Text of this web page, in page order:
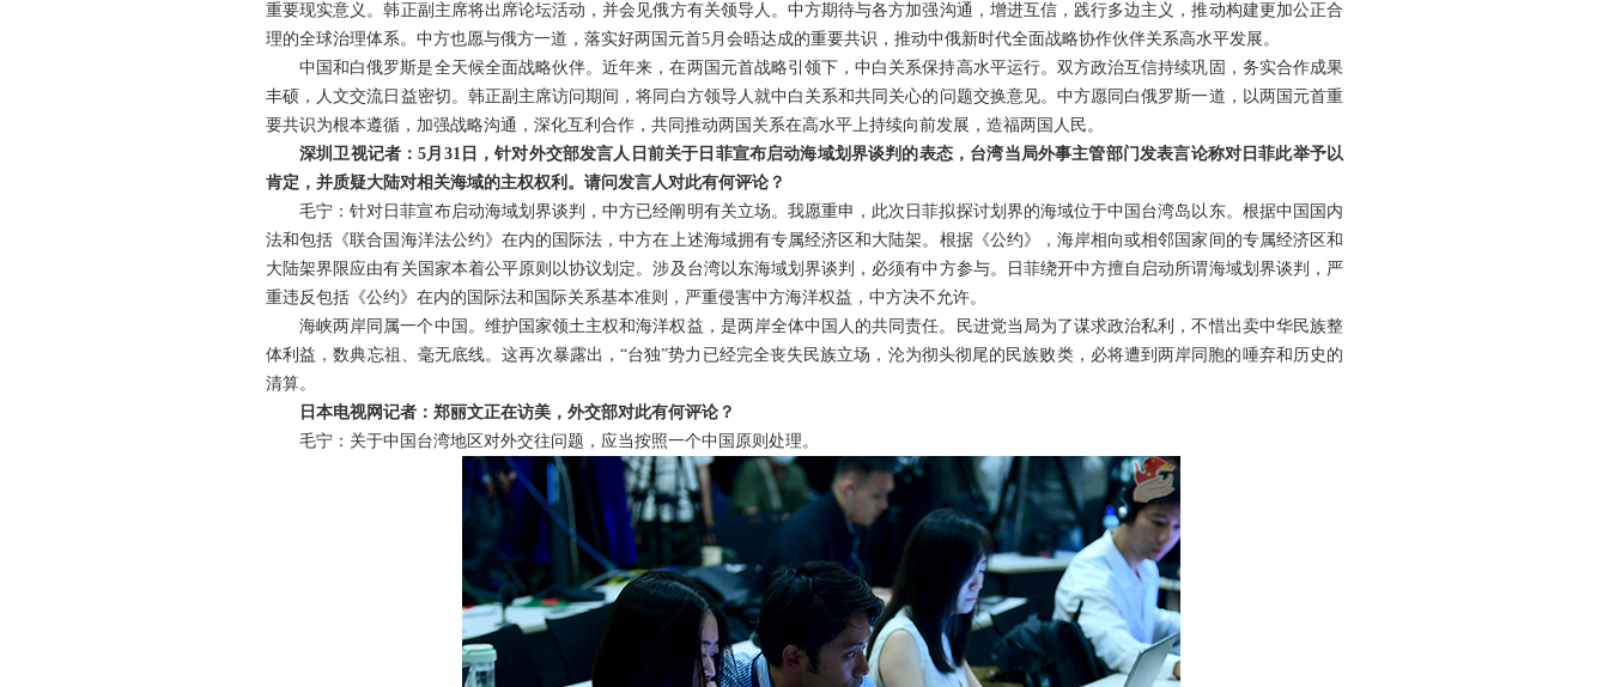
重要现实意义。韩正副主席将出席论坛活动，并会见俄方有关领导人。中方期待与各方加强沟通，增进互信，践行多边主义，推动构建更加公正合
理的全球治理体系。中方也愿与俄方一道，落实好两国元首5月会晤达成的重要共识，推动中俄新时代全面战略协作伙伴关系高水平发展。
中国和白俄罗斯是全天候全面战略伙伴。近年来，在两国元首战略引领下，中白关系保持高水平运行。双方政治互信持续巩固，务实合作成果
丰硕，人文交流日益密切。韩正副主席访问期间，将同白方领导人就中白关系和共同关心的问题交换意见。中方愿同白俄罗斯一道，以两国元首重
要共识为根本遵循，加强战略沟通，深化互利合作，共同推动两国关系在高水平上持续向前发展，造福两国人民。
深圳卫视记者：5月31日，针对外交部发言人日前关于日菲宣布启动海域划界谈判的表态，台湾当局外事主管部门发表言论称对日菲此举予以
肯定，并质疑大陆对相关海域的主权权利。请问发言人对此有何评论？
毛宁：针对日菲宣布启动海域划界谈判，中方已经阐明有关立场。我愿重申，此次日菲拟探讨划界的海域位于中国台湾岛以东。根据中国国内
法和包括《联合国海洋法公约》在内的国际法，中方在上述海域拥有专属经济区和大陆架。根据《公约》，海岸相向或相邻国家间的专属经济区和
大陆架界限应由有关国家本着公平原则以协议划定。涉及台湾以东海域划界谈判，必须有中方参与。日菲绕开中方擅自启动所谓海域划界谈判，严
重违反包括《公约》在内的国际法和国际关系基本准则，严重侵害中方海洋权益，中方决不允许。
海峡两岸同属一个中国。维护国家领土主权和海洋权益，是两岸全体中国人的共同责任。民进党当局为了谋求政治私利，不惜出卖中华民族整
体利益，数典忘祖、毫无底线。这再次暴露出，“台独”势力已经完全丧失民族立场，沦为彻头彻尾的民族败类，必将遭到两岸同胞的唾弃和历史的
清算。
日本电视网记者：郑丽文正在访美，外交部对此有何评论？
毛宁：关于中国台湾地区对外交往问题，应当按照一个中国原则处理。